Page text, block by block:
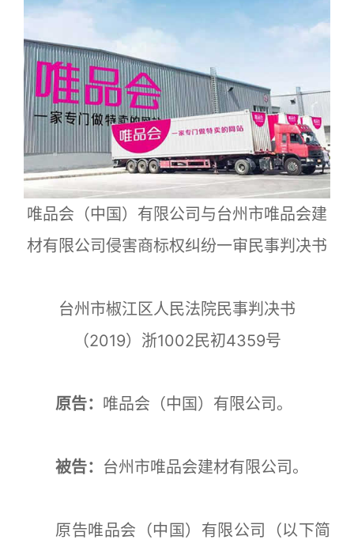
唯品会（中国）有限公司与台州市唯品会建
材有限公司侵害商标权纠纷一审民事判决书
台州市椒江区人民法院民事判决书
（2019）浙1002民初4359号
原告： 唯品会（中国）有限公司。
被告： 台州市唯品会建材有限公司。
原告唯品会（中国）有限公司（以下简